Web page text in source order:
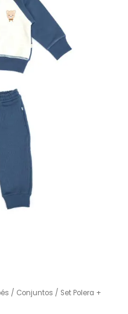
/ Conjuntos / Set Polera +